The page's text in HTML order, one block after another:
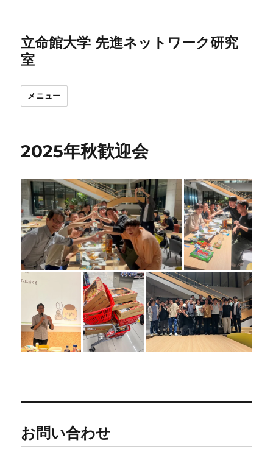
立命館大学 先進ネットワーク研究
室
メニュー
2025年秋歓迎会
お問い合わせ